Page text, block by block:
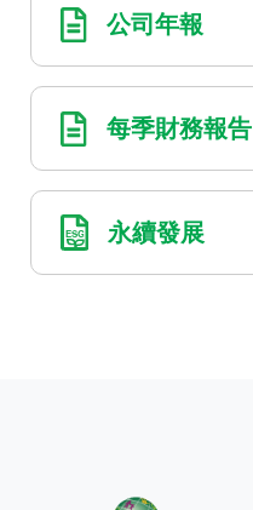
公司年報
每季財務報告
永續發展